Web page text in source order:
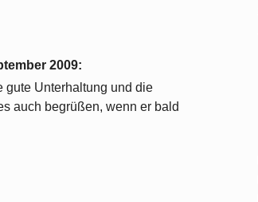
2009:
gute Unterhaltung und die
auch begrüßen, wenn er bald